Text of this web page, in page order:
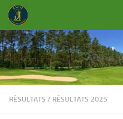
Skip to content
RÉSULTATS / RÉSULTATS 2025